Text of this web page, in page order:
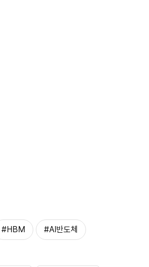
#HBM #AI반도체